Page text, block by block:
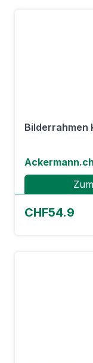
Bilderrahmen
Ackermann.ch
CHF54.9